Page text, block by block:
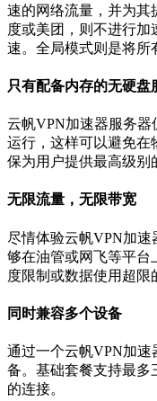
速的网络流量，并为其
度或美团，则不进行加
速。全局模式则是将所
只有配备内存的无硬盘
云帆VPN加速器服务
运行，这样可以避免在
保为用户提供最高级别
无限流量，无限带宽
尽情体验云帆VPN加
够在油管或网飞等平台
度限制或数据使用超限
同时兼容多个设备
通过一个云帆VPN加
备。基础套餐支持最多
的连接。